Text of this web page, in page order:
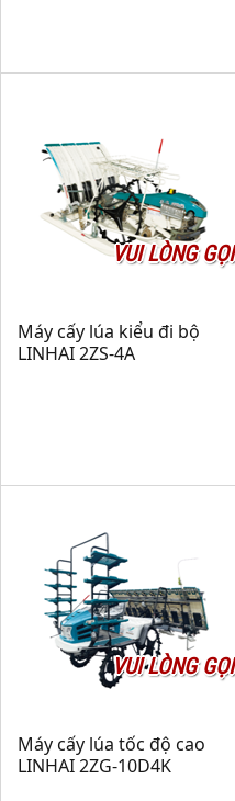
VUI LÒNG GỌI
Máy cấy lúa kiểu đi bộ
LINHAI 2ZS-4A
VUI LÒNG GỌI
Máy cấy lúa tốc độ cao
LINHAI 2ZG-10D4K